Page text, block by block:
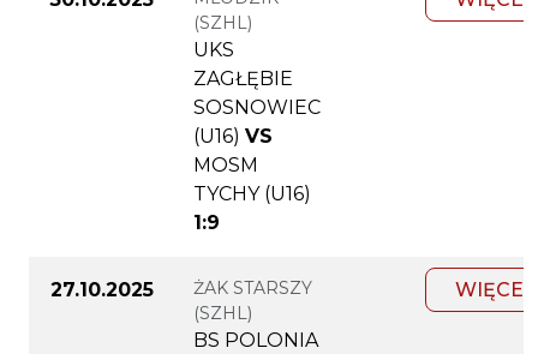
(SZHL)
UKS
ZAGŁĘBIE
SOSNOWIEC
(U16) VS
MOSM
TYCHY (U16)
1:9
27.10.2025
ŻAK STARSZY
(SZHL)
BS POLONIA
WIĘCEJ